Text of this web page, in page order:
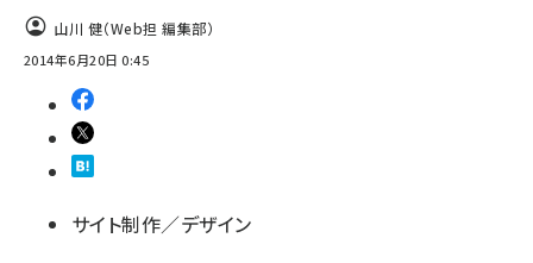
山川 健（Web担 編集部）
2014年6月20日 0:45
サイト制作／デザイン